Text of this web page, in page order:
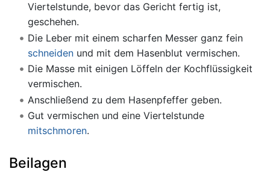
Viertelstunde, bevor das Gericht fertig ist,
geschehen.
Die Leber mit einem scharfen Messer ganz fein
schneidenund mit dem Hasenblut vermischen.
Die Masse mit einigen Löffeln der Kochflüssigkeit
vermischen.
Anschließend zu dem Hasenpfeffer geben.
Gut vermischen und eine Viertelstunde
mitschmoren.
Beilagen